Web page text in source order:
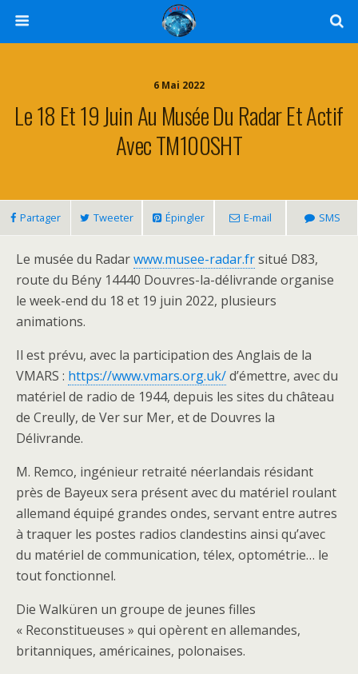
6 Mai 2022
Le 18 Et 19 Juin Au Musée Du Radar Et Actif
Avec TM100SHT
Partager Tweeter Épingler E-mail SMS
Le musée du Radarwww.musee-radar.frsitué D83,
route du Bény 14440 Douvres-la-délivrande organise
le week-end du 18 et 19 juin 2022, plusieurs
animations.
Il est prévu, avec la participation des Anglais de la
VMARS : https://www.vmars.org.uk/d’émettre, avec du
matériel de radio de 1944, depuis les sites du château
de Creully, de Ver sur Mer, et de Douvres la
Délivrande.
M. Remco, ingénieur retraité néerlandais résidant
près de Bayeux sera présent avec du matériel roulant
allemand équipé grandes ondes, servant entre autres
à traquer les postes radios clandestins ainsi qu’avec
du matériel de communication, télex, optométrie… le
tout fonctionnel.
Die Walküren un groupe de jeunes filles
« Reconstitueuses » qui opèrent en allemandes,
britanniques, américaines, polonaises.